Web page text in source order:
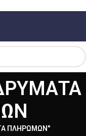
ΠΛΗΡΩΜΩΝ"